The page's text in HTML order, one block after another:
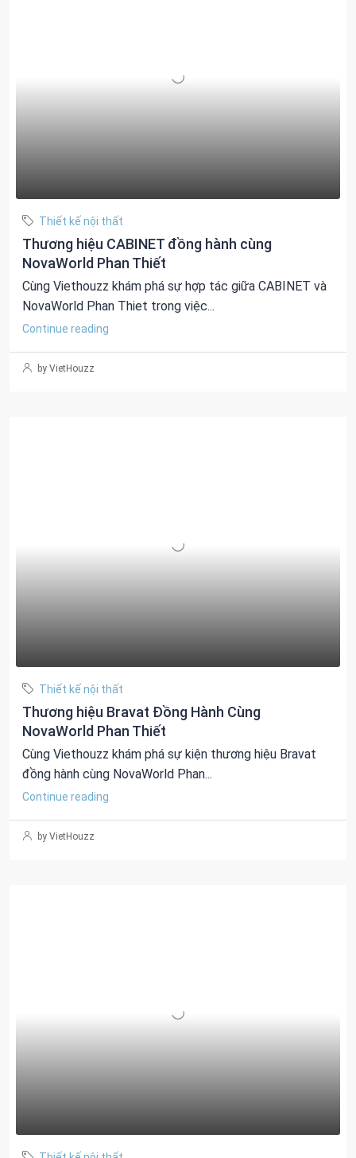
Thiết kế nội thất
Thương hiệu CABINET đồng hành cùng
NovaWorld Phan Thiết
Cùng Viethouzz khám phá sự hợp tác giữa CABINET và
NovaWorld Phan Thiet trong việc...
Continue reading
by VietHouzz
Thiết kế nội thất
Thương hiệu Bravat Đồng Hành Cùng
NovaWorld Phan Thiết
Cùng Viethouzz khám phá sự kiện thương hiệu Bravat
đồng hành cùng NovaWorld Phan...
Continue reading
by VietHouzz